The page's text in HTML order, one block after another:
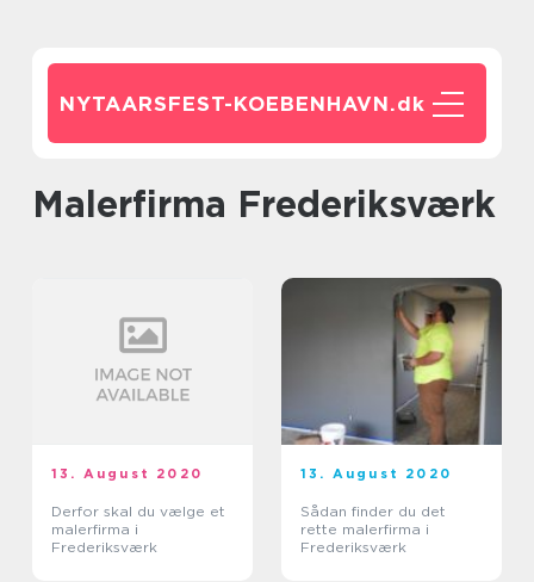
NYTAARSFEST-KOEBENHAVN.dk
Malerfirma Frederiksværk
13. August 2020
Derfor skal du vælge et
malerfirma i
Frederiksværk
13. August 2020
Sådan finder du det
rette malerfirma i
Frederiksværk